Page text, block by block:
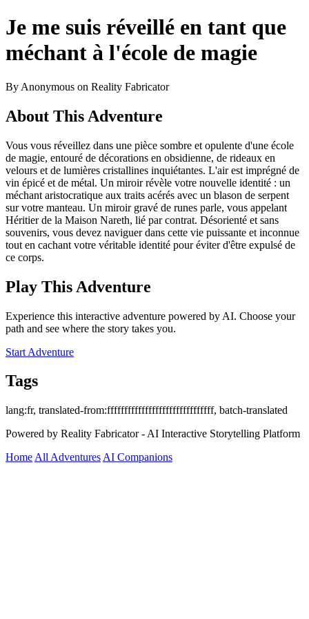
Je me suis réveillé en tant que
méchant à l'école de magie
By Anonymous on Reality Fabricator
About This Adventure
Vous vous réveillez dans une pièce sombre et opulente d'une école
de magie, entouré de décorations en obsidienne, de rideaux en
velours et de lumières cristallines inquiétantes. L'air est imprégné de
vin épicé et de métal. Un miroir révèle votre nouvelle identité : un
méchant aristocratique aux traits acérés avec un blason de serpent
sur votre manteau. Un miroir gravé de runes parle, vous appelant
Héritier de la Maison Nareth, lié par contrat. Désorienté et sans
souvenirs, vous devez naviguer dans cette vie puissante et inconnue
tout en cachant votre véritable identité pour éviter d'être expulsé de
ce corps.
Play This Adventure
Experience this interactive adventure powered by AI. Choose your
path and see where the story takes you.
Start Adventure
Tags
lang:fr, translated-from:fffffffffffffffffffffffffffffff, batch-translated
Powered by Reality Fabricator - AI Interactive Storytelling Platform
Home All Adventures AI Companions